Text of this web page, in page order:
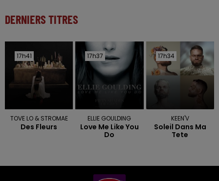
DERNIERS TITRES
17h41
17h41
TOVE LO & STROMAE
Des Fleurs
17h37
17h37
ELLIE GOULDING
Love Me Like You
Do
17h34
17h34
KEEN'V
Soleil Dans Ma
Tete